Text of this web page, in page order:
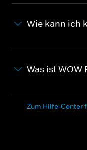
Wie kann ich
Was ist WOW
Zum Hilfe-Center